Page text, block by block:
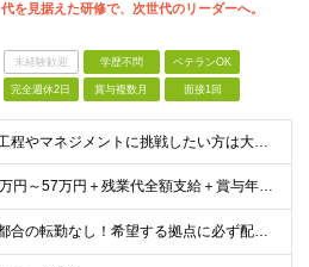
代を見据えた研修で、次世代のリーダーへ。
未経験歓迎 学歴不問 ベテランOK
完全週休2日 賞与複数月 面接1回
【上流工程やマネジメントに挑戦したい方は大歓迎です！】 ★開発エンジニアとしての実務経験をお持ちの方 ★上記に加え、下記いずれかに該当する方 ・チームのリーダー／サブリーダーの経験をお持ちの方 ・教育
月給35万円～57万円＋残業代全額支給＋賞与年3.45ヵ月(リーダー経験者) 月給32万円～43万円＋残業代全額支給＋賞与年3.45ヵ月(実務経験者) 入社時想定年収： 490万円～798万円(リー
≪会社都合の転勤なし！希望する拠点に必ず配属します。新潟Uターン・Iターン大歓迎！≫ 首都圏(東京、神奈川、千葉、埼玉)または新潟市、長岡市周辺のお客様先または各拠点での勤務となります。 ■東京支社